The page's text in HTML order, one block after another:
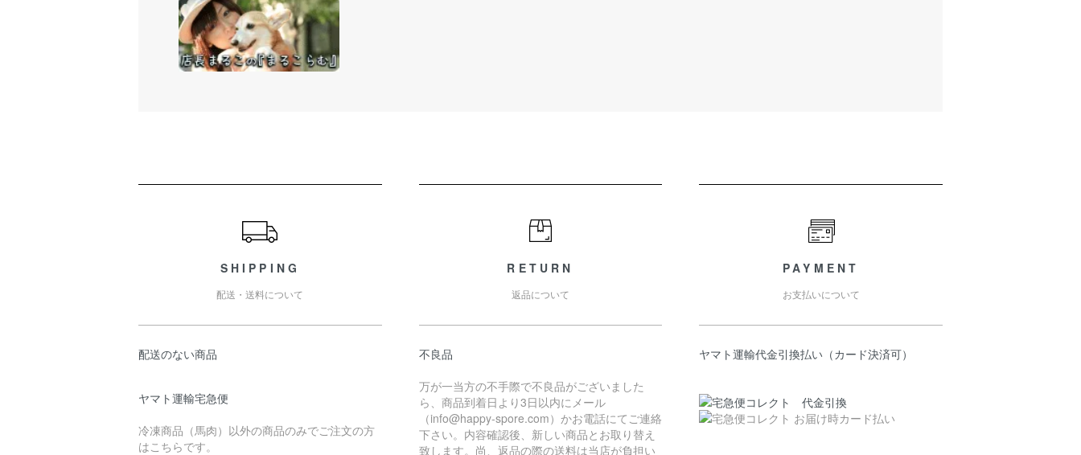
SHIPPING
配送・送料について
配送のない商品
ヤマト運輸宅急便
冷凍商品（馬肉）以外の商品のみでご注文の方
はこちらです。
RETURN
返品について
不良品
万が一当方の不手際で不良品がございました
ら、商品到着日より3日以内にメール
（info@happy-spore.com）かお電話にてご連絡
下さい。内容確認後、新しい商品とお取り替え
致します。尚、返品の際の送料は当店が負担い
PAYMENT
お支払いについて
ヤマト運輸代金引換払い（カード決済可）